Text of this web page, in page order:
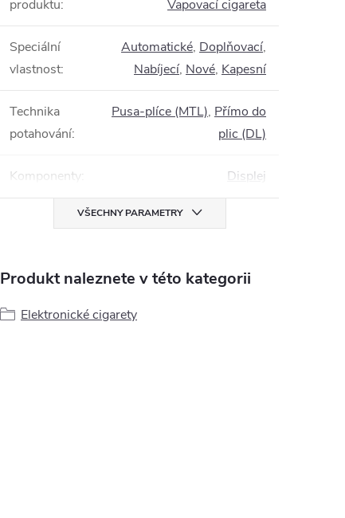
produktu:
Vapovací cigareta
Speciální
vlastnost:
Automatické, Doplňovací,
Nabíjecí, Nové, Kapesní
Technika
potahování:
Pusa-plíce (MTL), Přímo do
plic (DL)
Komponenty: Displej
VŠECHNY PARAMETRY
Produkt naleznete v této kategorii
Elektronické cigarety